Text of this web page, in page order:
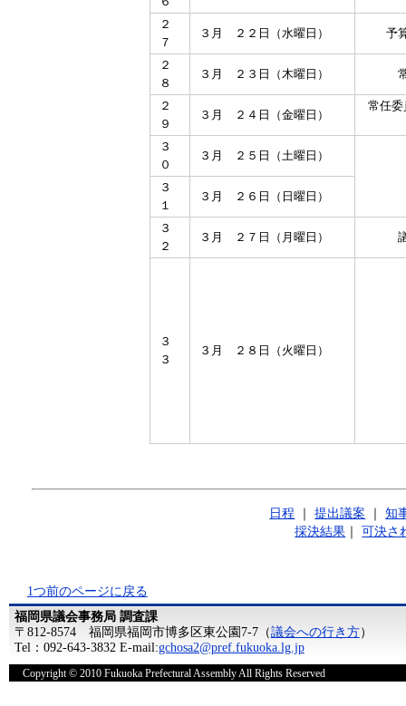
２
７
３月 ２２日（水曜日） 予
２
８
３月 ２３日（木曜日）
２
９
３月 ２４日（金曜日）
常任
３
０
３月 ２５日（土曜日）
３
１
３月 ２６日（日曜日）
３
２
３月 ２７日（月曜日）
３
３
３月 ２８日（火曜日）
日程 ｜提出議案 ｜知
採決結果 ｜可決さ
1つ前のページに戻る
福岡県議会事務局 調査課
〒812-8574 福岡県福岡市博多区東公園7-7（議会への行き方）
Tel：092-643-3832 E-mail:gchosa2@pref.fukuoka.lg.jp
Copyright © 2010 Fukuoka Prefectural Assembly All Rights Reserved